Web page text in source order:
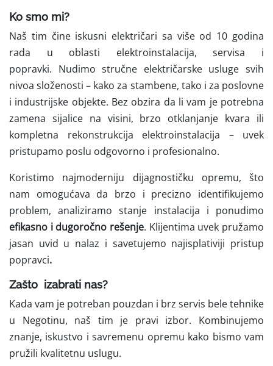
Ko smo mi?
Naš tim čine iskusni električari sa više od 10 godina
rada u oblasti elektroinstalacija, servisa i
popravki. Nudimo stručne električarske usluge svih
nivoa složenosti – kako za stambene, tako i za poslovne
i industrijske objekte. Bez obzira da li vam je potrebna
zamena sijalice na visini, brzo otklanjanje kvara ili
kompletna rekonstrukcija elektroinstalacija – uvek
pristupamo poslu odgovorno i profesionalno.
Koristimo najmoderniju dijagnostičku opremu, što
nam omogućava da brzo i precizno identifikujemo
problem, analiziramo stanje instalacija i ponudimo
efikasno i dugoročno rešenje. Klijentima uvek pružamo
jasan uvid u nalaz i savetujemo najisplativiji pristup
popravci.
Zašto izabrati nas?
Kada vam je potreban pouzdan i brz servis bele tehnike
u Negotinu, naš tim je pravi izbor. Kombinujemo
znanje, iskustvo i savremenu opremu kako bismo vam
pružili kvalitetnu uslugu.